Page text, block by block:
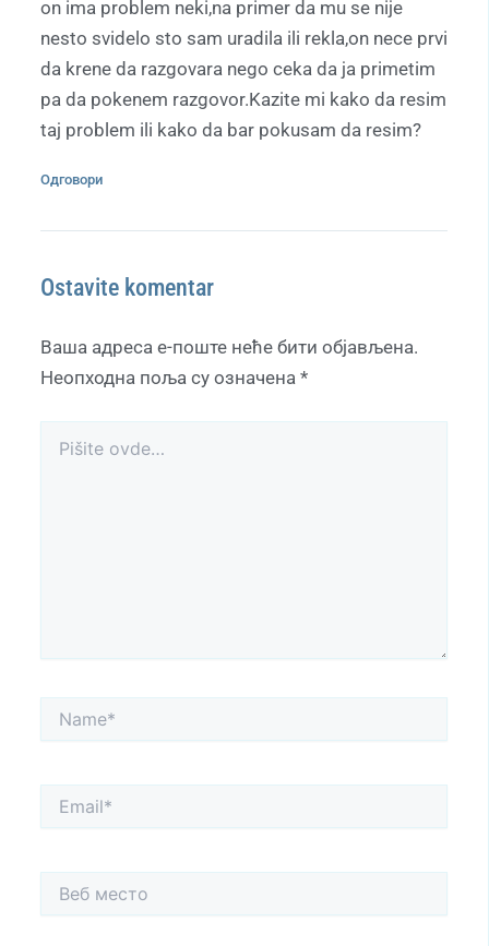
on ima problem neki,na primer da mu se nije
nesto svidelo sto sam uradila ili rekla,on nece prvi
da krene da razgovara nego ceka da ja primetim
pa da pokenem razgovor.Kazite mi kako da resim
taj problem ili kako da bar pokusam da resim?
Одговори
Ostavite komentar
Ваша адреса е-поште неће бити објављена.
Неопходна поља су означена *
Name*
Email*
Веб
место